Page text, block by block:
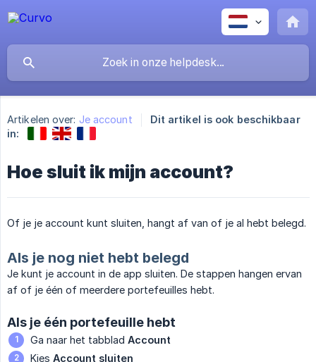
Artikelen over: Je account
Dit artikel is ook beschikbaar
in:
Hoe sluit ik mijn account?
Of je je account kunt sluiten, hangt af van of je al hebt belegd.
Als je nog niet hebt belegd
Je kunt je account in de app sluiten. De stappen hangen ervan
af of je één of meerdere portefeuilles hebt.
Als je één portefeuille hebt
Ga naar het tabblad Account
Kies Account sluiten